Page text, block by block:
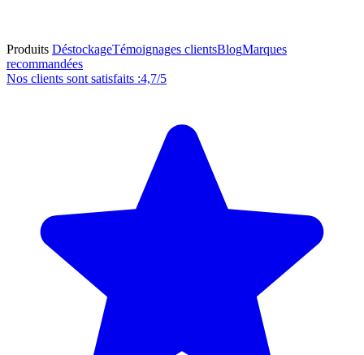
Produits DéstockageTémoignages clientsBlogMarques
recommandées
Nos clients sont satisfaits :4,7/5